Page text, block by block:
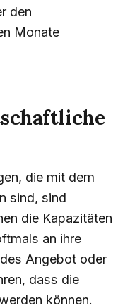
den
Monate
die mit dem
sind, sind
die Kapazitäten
an ihre
Angebot oder
dass die
können.